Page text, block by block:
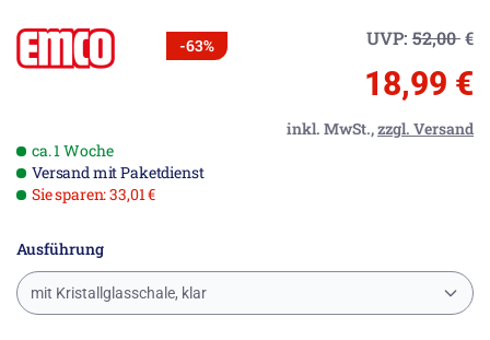
-63% UVP: 52,00€
18,99 €
inkl. MwSt.,zzgl. Versand
ca. 1 Woche
Versand mit Paketdienst
Sie sparen: 33,01 €
Ausführung
mit Kristallglasschale, klar